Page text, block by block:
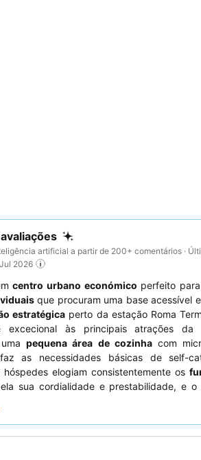
artificial a partir de 200+ comentários ·
2026
centro urbano económico perfeito
que procuram uma base acessível
estratégica perto da estação Roma
excecional às principais atrações
umapequena área de cozinhacom
as necessidades básicas de self-
hóspedes elogiam consistentemente os
sua cordialidade e prestabilidade, e o
considere solicitar um quarto que